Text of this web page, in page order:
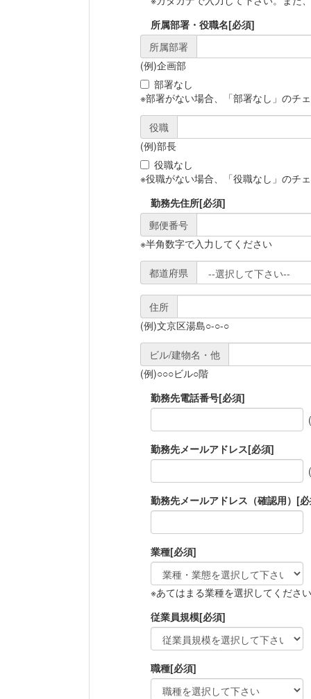
所属部署・役職名[必須]
所属部署
(例)企画部
部署なし
※部署がない場合、「部署なし」のチ
役職
(例)部長
役職なし
※役職がない場合、「役職なし」のチ
勤務先住所[必須]
郵便番号
※半角数字で入力してください
都道府県
住所
(例)文京区湯島○-○-○
ビル/建物名・他
(例)○○○ビル○階
勤務先電話番号[必須]
勤務先メールアドレス[必須]
勤務先メールアドレス（確認用） [
業種[必須]
※あてはまる業種を選択してください
従業員規模[必須]
職種[必須]